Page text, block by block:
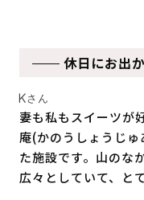
休日にお出
Kさん
妻も私もスイーツが
庵(かのうしょうじ
た施設です。山のな
広々としていて、と